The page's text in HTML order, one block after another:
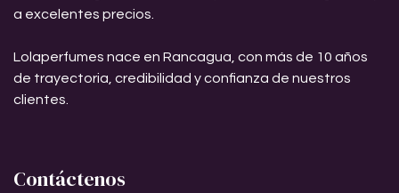
a excelentes precios.
Lolaperfumes nace en Rancagua, con más de 10 años
de trayectoria, credibilidad y confianza de nuestros
clientes.
Contáctenos